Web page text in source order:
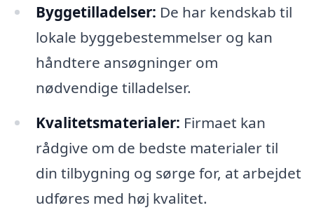
Byggetilladelser: De har kendskab til
lokale byggebestemmelser og kan
håndtere ansøgninger om
nødvendige tilladelser.
Kvalitetsmaterialer: Firmaet kan
rådgive om de bedste materialer til
din tilbygning og sørge for, at arbejdet
udføres med høj kvalitet.